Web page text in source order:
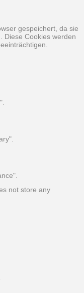
gespeichert, da sie
Diese Cookies werden
not store any